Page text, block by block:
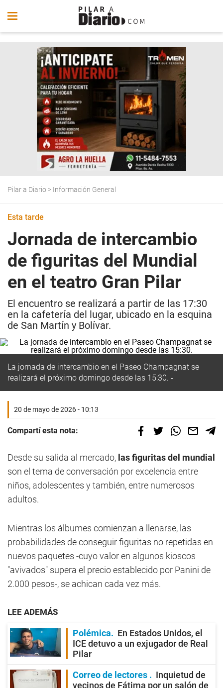
Pilar a Diario > Información General
Esta tarde
Jornada de intercambio
de figuritas del Mundial
en el teatro Gran Pilar
El encuentro se realizará a partir de las 17:30
en la cafetería del lugar, ubicado en la esquina
de San Martín y Bolívar.
La jornada de intercambio en el Paseo Champagnat se
realizará el próximo domingo desde las 15:30.
20 de mayo de 2026 - 10:13
Compartí esta nota:
Desde su salida al mercado, las figuritas del mundial
son el tema de conversación por excelencia entre
niños, adolescentes y también, entre numerosos
adultos.
Mientras los álbumes comienzan a llenarse, las
probabilidades de conseguir figuritas no repetidas en
nuevos paquetes -cuyo valor en algunos kioscos
"avivados" supera el precio establecido por Panini de
2.000 pesos-, se achican cada vez más.
LEE ADEMÁS
Polémica
En Estados Unidos, el
ICE detuvo a un exjugador de Real
Pilar
Correo de lectores
Inquietud de
vecinos de Fátima por un salón de